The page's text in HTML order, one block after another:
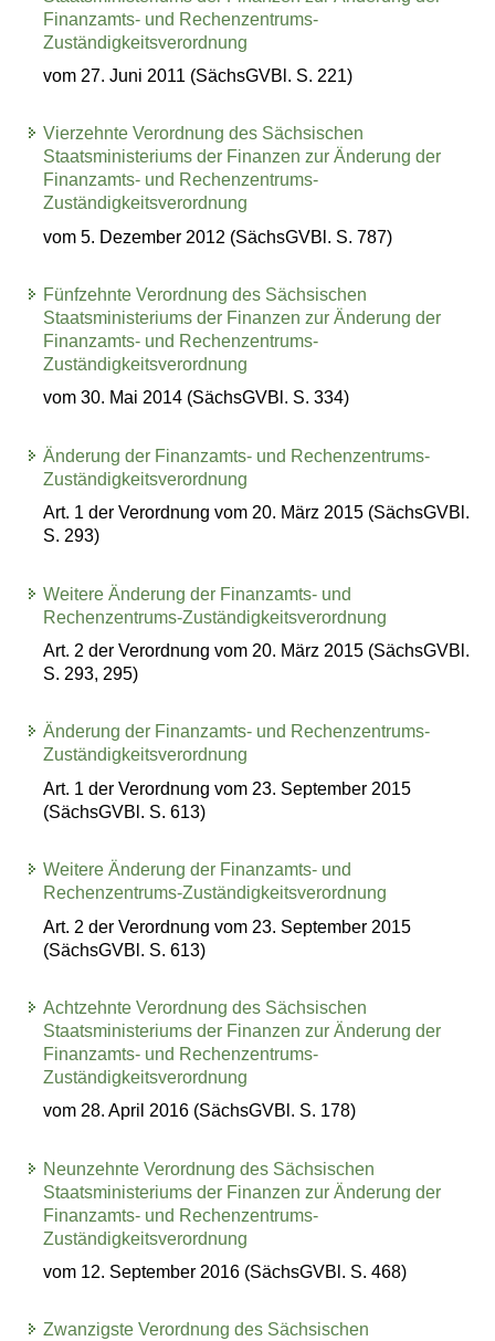
Finanzamts- und Rechenzentrums-
Zuständigkeitsverordnung
vom 27. Juni 2011 (SächsGVBl. S. 221)
Vierzehnte Verordnung des Sächsischen
Staatsministeriums der Finanzen zur Änderung der
Finanzamts- und Rechenzentrums-
Zuständigkeitsverordnung
vom 5. Dezember 2012 (SächsGVBl. S. 787)
Fünfzehnte Verordnung des Sächsischen
Staatsministeriums der Finanzen zur Änderung der
Finanzamts- und Rechenzentrums-
Zuständigkeitsverordnung
vom 30. Mai 2014 (SächsGVBl. S. 334)
Änderung der Finanzamts- und Rechenzentrums-
Zuständigkeitsverordnung
Art. 1 der Verordnung vom 20. März 2015 (SächsGVBl.
S. 293)
Weitere Änderung der Finanzamts- und
Rechenzentrums-Zuständigkeitsverordnung
Art. 2 der Verordnung vom 20. März 2015 (SächsGVBl.
S. 293, 295)
Änderung der Finanzamts- und Rechenzentrums-
Zuständigkeitsverordnung
Art. 1 der Verordnung vom 23. September 2015
(SächsGVBl. S. 613)
Weitere Änderung der Finanzamts- und
Rechenzentrums-Zuständigkeitsverordnung
Art. 2 der Verordnung vom 23. September 2015
(SächsGVBl. S. 613)
Achtzehnte Verordnung des Sächsischen
Staatsministeriums der Finanzen zur Änderung der
Finanzamts- und Rechenzentrums-
Zuständigkeitsverordnung
vom 28. April 2016 (SächsGVBl. S. 178)
Neunzehnte Verordnung des Sächsischen
Staatsministeriums der Finanzen zur Änderung der
Finanzamts- und Rechenzentrums-
Zuständigkeitsverordnung
vom 12. September 2016 (SächsGVBl. S. 468)
Zwanzigste Verordnung des Sächsischen